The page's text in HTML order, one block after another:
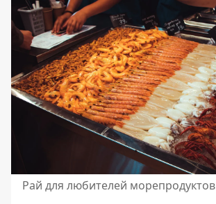
Рай для любителей морепродуктов